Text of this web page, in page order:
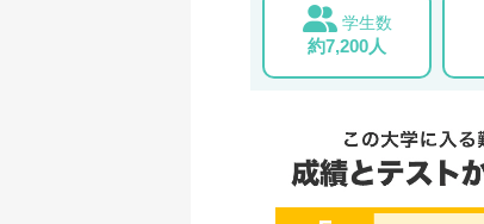
学生数
約7,200人